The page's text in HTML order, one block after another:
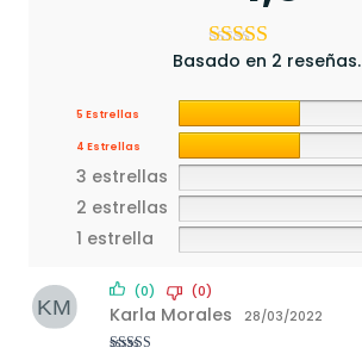
Basado en 2 reseñas.
5 Estrellas
4 Estrellas
3 estrellas
2 estrellas
1 estrella
Karla Morales 28/03/2022
(0) (0)